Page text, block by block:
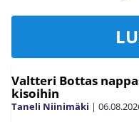
Valtteri Bottas
kisoihin
Taneli Niinimäki |